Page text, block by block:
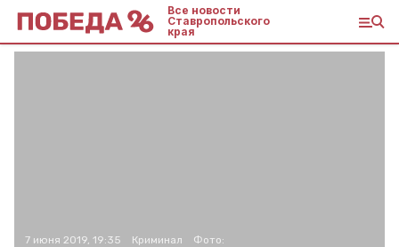
Все новости
Ставропольского
края
7 июня 2019, 19:35 Криминал Фото: